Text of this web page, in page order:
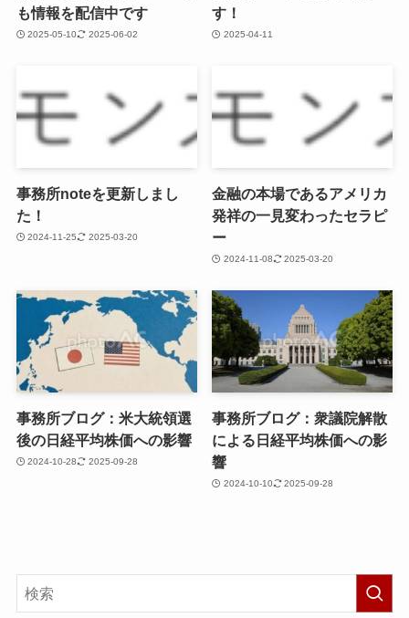
も情報を配信中です
2025-05-10 2025-06-02
す！
2025-04-11
事務所noteを更新しまし
た！
2024-11-25 2025-03-20
金融の本場であるアメリカ
発祥の一見変わったセラピ
ー
2024-11-08 2025-03-20
事務所ブログ：米大統領選
後の日経平均株価への影響
2024-10-28 2025-09-28
事務所ブログ：衆議院解散
による日経平均株価への影
響
2024-10-10 2025-09-28